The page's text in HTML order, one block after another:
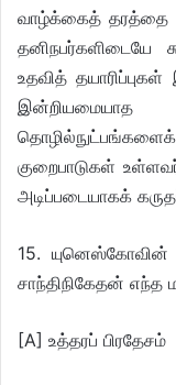
வாழ்க்கைத் தரத்தை
தனிநபர்களிடையே
உதவித்
இன்றியமையாத
குறைபாடுகள்
அடிப்படையாகக்
15. யுனெஸ்கோவின்
சாந்திநிகேதன் எந்த
[A] உத்தரப் பிரதேசம்